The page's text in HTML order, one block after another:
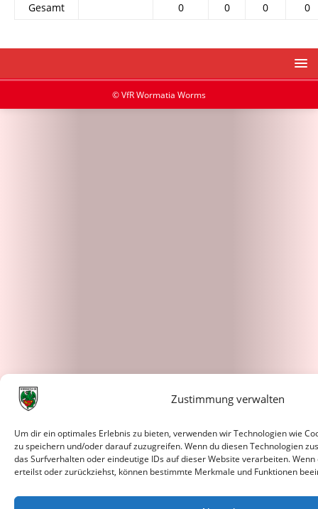
Zustimmung verwalten
Um dir ein optimales Erlebnis zu bieten, verwenden wir Technologien wie
zu speichern und/oder darauf zuzugreifen. Wenn du diesen Technologien
das Surfverhalten oder eindeutige IDs auf dieser Website verarbeiten.
erteilst oder zurückziehst, können bestimmte Merkmale und Funktionen
Gesamt 0 0 0 0
© VfR Wormatia Worms